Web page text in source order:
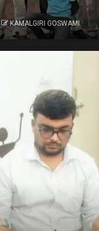
KAMALGIRI GOSWAMI